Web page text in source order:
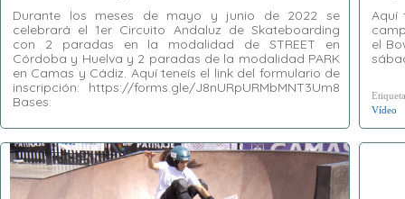
Durante los meses de mayo y junio de 2022 se
celebrará el 1er Circuito Andaluz de Skateboarding
con 2 paradas en la modalidad de STREET en
Córdoba y Huelva y 2 paradas de la modalidad PARK
en Camas y Cádiz. Aquí teneís el link del formulario de
inscripción: https://forms.gle/J8nURpURMbMNT3Um8
Bases:
Skateboarding,Cádiz,Camas,Córdoba,
Huelva,Park,Street
Aquí
el
Vídeo